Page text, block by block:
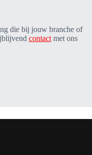
die bij jouw branche of
contactmet ons